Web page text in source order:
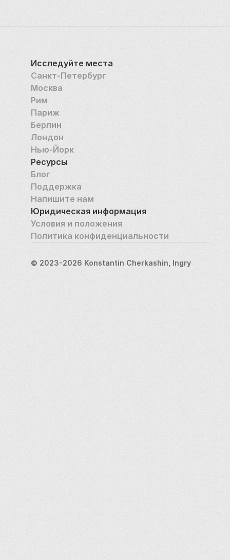
Исследуйте места
Санкт-Петербург
Москва
Рим
Париж
Берлин
Лондон
Нью-Йорк
Ресурсы
Блог
Поддержка
Напишите нам
Юридическая информация
Условия и положения
Политика конфиденциальности
© 2023-2026 Konstantin Cherkashin, Ingry